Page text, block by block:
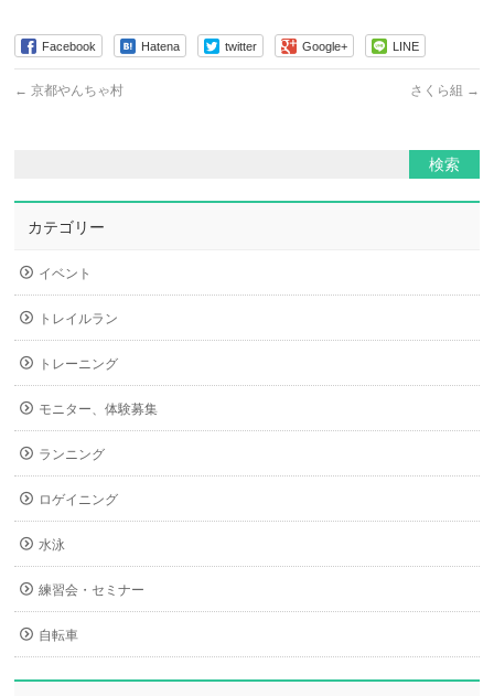
Facebook Hatena twitter Google+ LINE
← 京都やんちゃ村 さくら組 →
カテゴリー
イベント
トレイルラン
トレーニング
モニター、体験募集
ランニング
ロゲイニング
水泳
練習会・セミナー
自転車